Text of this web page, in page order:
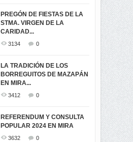
PREGÓN DE FIESTAS DE LA
STMA. VIRGEN DE LA
CARIDAD...
3134 0
LA TRADICIÓN DE LOS
BORREGUITOS DE MAZAPÁN
EN MIRA...
3412 0
REFERENDUM Y CONSULTA
POPULAR 2024 EN MIRA
3632 0
-ENCENDIDO DEL ARBOL DE
...
MIRA
3439
TRIUNFO DE...
ELECCION CRUCIAL:
SEGUNDA VUELTA
PRESIDENCIAL EL 1...
VIRTUALES ASAMBLEISTAS
POR LA PROVINCIA DEL
CARCHI...
MIRA.EC FUE
GALARDONADA